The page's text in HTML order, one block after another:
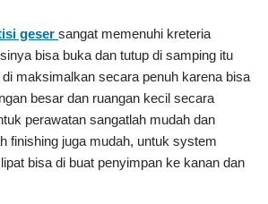
geser sangat memenuhi kreteria
bisa buka dan tutup di samping itu
maksimalkan secara penuh karena bisa
besar dan ruangan kecil secara
perawatan sangatlah mudah dan
finishing juga mudah, untuk system
bisa di buat penyimpan ke kanan dan